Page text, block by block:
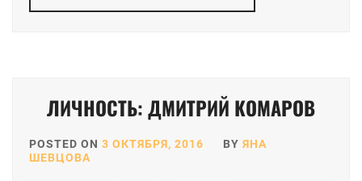
ЛИЧНОСТЬ: ДМИТРИЙ КОМАРОВ
POSTED ON 3 ОКТЯБРЯ, 2016 BY ЯНА
ШЕВЦОВА